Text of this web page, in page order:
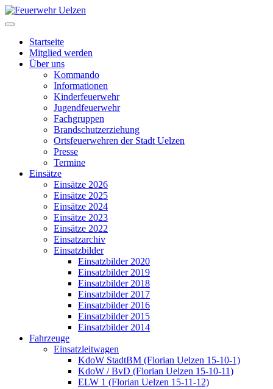
Startseite
Mitglied werden
Über uns
Kommando
Informationen
Kinderfeuerwehr
Jugendfeuerwehr
Fachgruppen
Brandschutzerziehung
Ortsfeuerwehren der Stadt Uelzen
Presse
Termine
Einsätze
Einsätze 2026
Einsätze 2025
Einsätze 2024
Einsätze 2023
Einsätze 2022
Einsatzarchiv
Einsatzbilder
Einsatzbilder 2020
Einsatzbilder 2019
Einsatzbilder 2018
Einsatzbilder 2017
Einsatzbilder 2016
Einsatzbilder 2015
Einsatzbilder 2014
Fahrzeuge
Einsatzleitwagen
KdoW StadtBM (Florian Uelzen 15-10-1)
KdoW / BvD (Florian Uelzen 15-10-11)
ELW 1 (Florian Uelzen 15-11-12)